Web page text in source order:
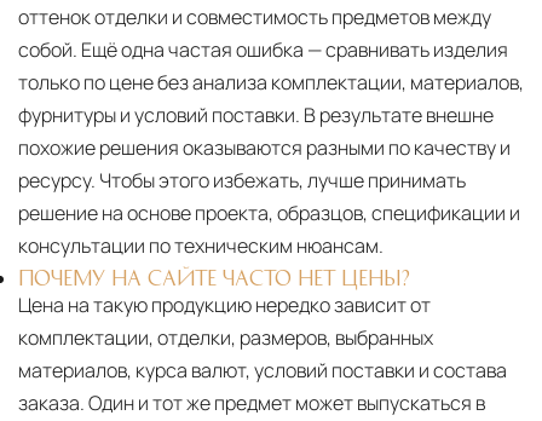
оттенок отделки и совместимость предметов между
собой. Ещё одна частая ошибка — сравнивать изделия
только по цене без анализа комплектации, материалов,
фурнитуры и условий поставки. В результате внешне
похожие решения оказываются разными по качеству и
ресурсу. Чтобы этого избежать, лучше принимать
решение на основе проекта, образцов, спецификации и
консультации по техническим нюансам.
ПОЧЕМУ НА САЙТЕ ЧАСТО НЕТ ЦЕНЫ?
Цена на такую продукцию нередко зависит от
комплектации, отделки, размеров, выбранных
материалов, курса валют, условий поставки и состава
заказа. Один и тот же предмет может выпускаться в